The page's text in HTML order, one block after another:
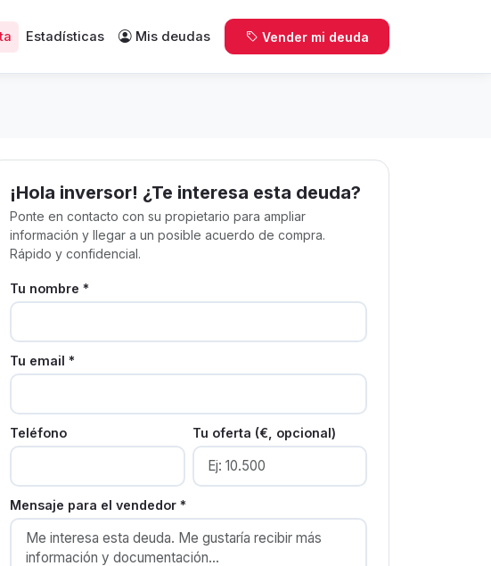
Estadísticas Mis deudas Vender mi deuda
¡Hola inversor! ¿Te interesa esta deuda?
Ponte en contacto con su propietario para ampliar
información y llegar a un posible acuerdo de compra.
Rápido y confidencial.
Tu nombre *
Tu email *
Teléfono Tu oferta (€, opcional)
Mensaje para el vendedor *